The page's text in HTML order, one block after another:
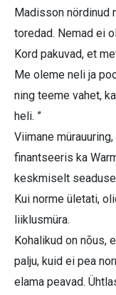
Madisson nördinud
toredad. Nemad ei
Kord pakuvad, et
Me oleme neli ja
ning teeme vahet,
heli. ”
Viimane
finantseeris ka
keskmiselt
Kui norme ületati,
liiklusmüra.
Kohalikud on nõus,
palju, kuid ei pea
elama peavad.